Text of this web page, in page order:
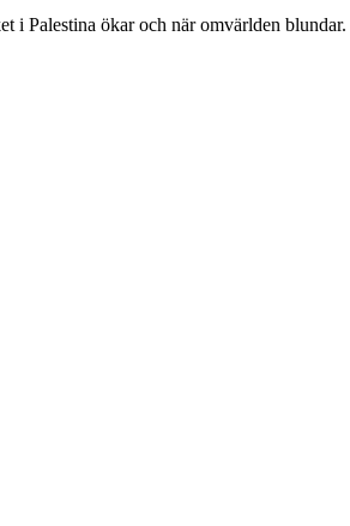
i Palestina ökar och när omvärlden blundar.